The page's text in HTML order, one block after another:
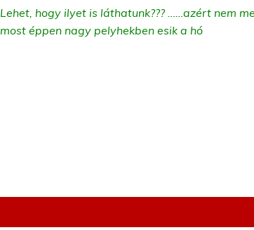
Lehet, hogy ilyet is láthatunk???……azért nem
most éppen nagy pelyhekben esik a hó